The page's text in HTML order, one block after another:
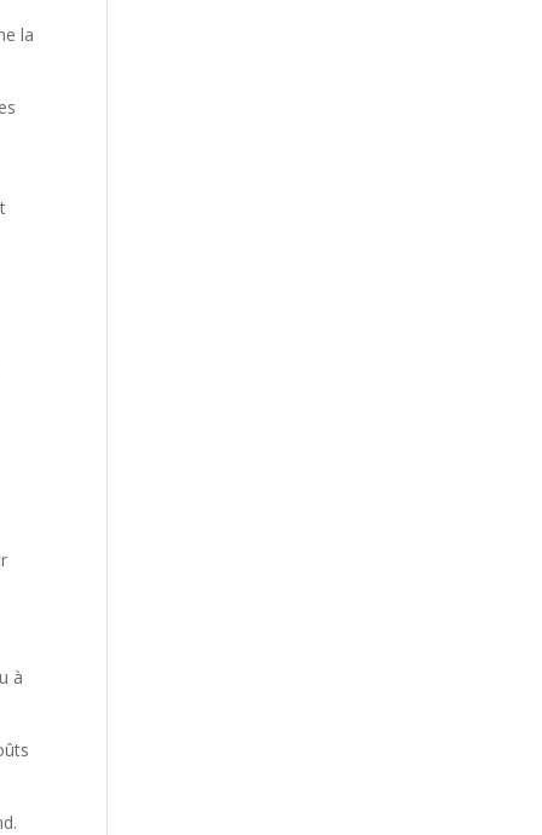
la
à